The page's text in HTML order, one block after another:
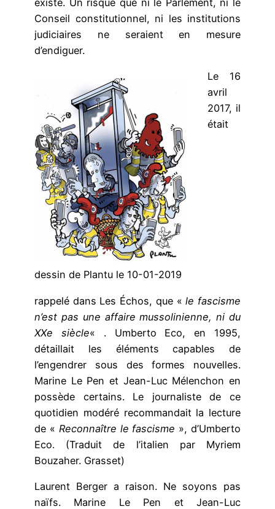
Conseil constitutionnel, ni les institutions
judiciaires ne seraient en mesure
d’endiguer.
dessin de Plantu le 10-01-2019
Le 16
avril
2017, il
était
rappelé dans Les Échos, que «le fascisme
n’est pas une affaire mussolinienne, ni du
XXe siècle« . Umberto Eco, en 1995,
détaillait les éléments capables de
l’engendrer sous des formes nouvelles.
Marine Le Pen et Jean-Luc Mélenchon en
possède certains. Le journaliste de ce
quotidien modéré recommandait la lecture
de « Reconnaître le fascisme », d’Umberto
Eco. (Traduit de l’italien par Myriem
Bouzaher. Grasset)
Laurent Berger a raison. Ne soyons pas
naïfs. Marine Le Pen et Jean-Luc